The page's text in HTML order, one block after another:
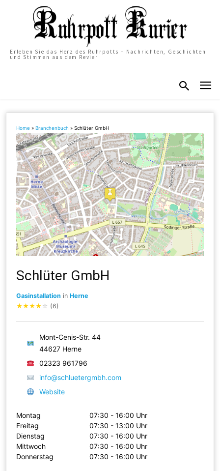
Erleben Sie das Herz des Ruhrpotts – Nachrichten, Geschichten
und Stimmen aus dem Revier
Home »Branchenbuch »Schlüter GmbH
Schlüter GmbH
Gasinstallation inHerne
★★★★ ☆ (6)
Mont-Cenis-Str. 44
44627 Herne
02323 961796
info@schluetergmbh.com
Website
Montag
07:30 - 16:00 Uhr
Freitag
07:30 - 13:00 Uhr
Dienstag
07:30 - 16:00 Uhr
Mittwoch
07:30 - 16:00 Uhr
Donnerstag
07:30 - 16:00 Uhr